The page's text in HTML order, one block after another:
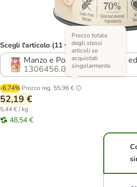
Scegli l'articolo (11 varianti)
Manzo e Pollame con Patate
1306456.0
-6.74% Prezzo reg. 55,96 €
Prezzo totale
degli stessi
articoli se
acquistati
singolarmente
52,19 €
5,44 € / kg
48,54 €